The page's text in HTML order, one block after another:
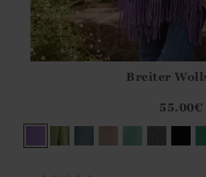
?? ""
Ja
Breiter
55.00€